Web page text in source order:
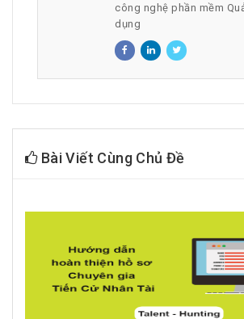
công nghệ phần mềm
dụng
Bài Viết Cùng Chủ Đề